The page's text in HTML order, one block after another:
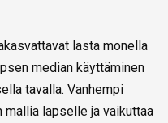
lasta monella
median käyttäminen
tavalla. Vanhempi
mallia lapselle ja vaikuttaa